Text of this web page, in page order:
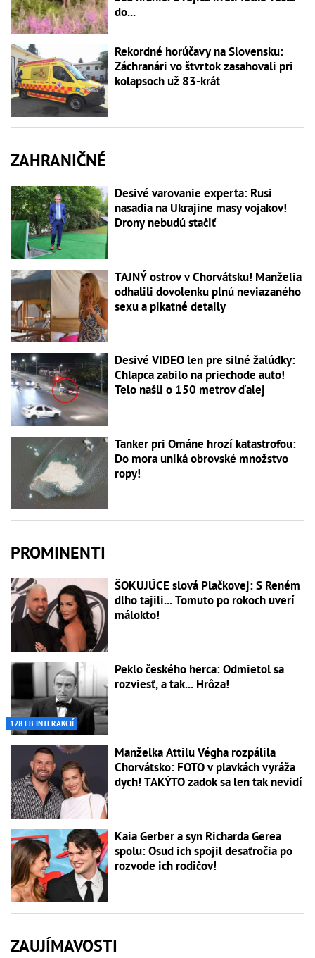
do...
Rekordné horúčavy na Slovensku:
Záchranári vo štvrtok zasahovali pri
kolapsoch už 83-krát
ZAHRANIČNÉ
Desivé varovanie experta: Rusi
nasadia na Ukrajine masy vojakov!
Drony nebudú stačiť
TAJNÝ ostrov v Chorvátsku! Manželia
odhalili dovolenku plnú neviazaného
sexu a pikatné detaily
Desivé VIDEO len pre silné žalúdky:
Chlapca zabilo na priechode auto!
Telo našli o 150 metrov ďalej
Tanker pri Ománe hrozí katastrofou:
Do mora uniká obrovské množstvo
ropy!
PROMINENTI
ŠOKUJÚCE slová Plačkovej: S Reném
dlho tajili... Tomuto po rokoch uverí
málokto!
128 FB INTERAKCIÍ
Peklo českého herca: Odmietol sa
rozviesť, a tak... Hrôza!
Manželka Attilu Végha rozpálila
Chorvátsko: FOTO v plavkách vyráža
dych! TAKÝTO zadok sa len tak nevidí
Kaia Gerber a syn Richarda Gerea
spolu: Osud ich spojil desaťročia po
rozvode ich rodičov!
ZAUJÍMAVOSTI